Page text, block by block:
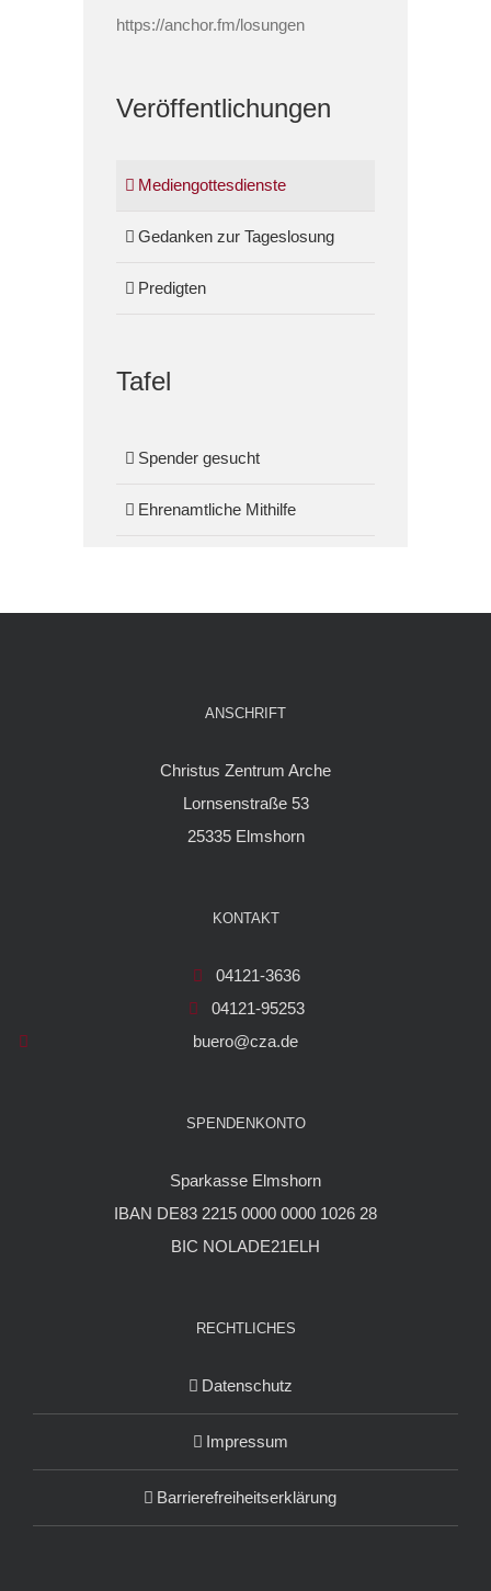
https://anchor.fm/losungen
Veröffentlichungen
Mediengottesdienste
Gedanken zur Tageslosung
Predigten
Tafel
Spender gesucht
Ehrenamtliche Mithilfe
ANSCHRIFT
Christus Zentrum Arche
Lornsenstraße 53
25335 Elmshorn
KONTAKT
04121-3636
04121-95253
buero@cza.de
SPENDENKONTO
Sparkasse Elmshorn
IBAN DE83 2215 0000 0000 1026 28
BIC NOLADE21ELH
RECHTLICHES
Datenschutz
Impressum
Barrierefreiheitserklärung